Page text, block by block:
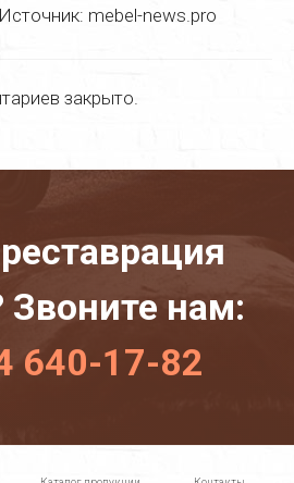
mebel-news.pro
закрыто.
Звоните нам:
640-17-82